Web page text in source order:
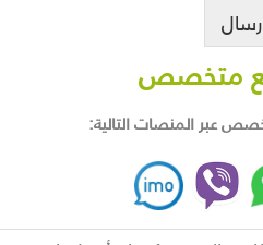
متخصص
عبر المنصات التالية: